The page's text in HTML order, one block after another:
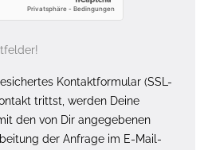
Kontaktformular (SSL-
trittst, werden Deine
den von Dir angegebenen
der Anfrage im E-Mail-